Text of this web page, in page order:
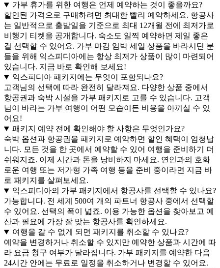
가부 휴가를 위한 여행은 언제 예약하는 것이 좋을까요?
할인된 가격으로 구매하려면 최대한 빨리 예약하세요. 항공사
는 일반적으로 출발일을 기준으로 최대 12개월 전에 최저가로
비행기 티켓을 공개합니다. 숙소도 일찍 예약하면 제일 좋은
걸 선택할 수 있어요. 가부 마감 임박 세일 상품을 바라시던 분
들을 위해 익스피디아에는 항상 최저가 상품이 많이 마련되어
있습니다. 지금 바로 확인해 보세요!
익스피디아 패키지에는 무엇이 포함되나요?
고객님의 선택에 따라 완전히 달라져요. 다양한 상품 중에서
항공권과 숙박 시설을 가부 패키지로 고를 수 있습니다. 고객
님이 바라는 가부 여행이 어떤 모습이든 비용을 아끼실 수 있
어요!
패키지 예약 전에 확인해야 할 사항은 무엇인가요?
숙박 옵션과 항공권을 패키지로 예약하면 할인 혜택이 엄청납
니다. 모든 것을 한 곳에서 예약할 수 있어 여행을 준비하기 더
쉬워지죠. 이제 시간과 돈을 낭비하지 마세요. 연인과의 호화
로운 여행 또는 저가형 가족 여행 등을 준비 중이라면 지금 바
로 패키지를 살펴보세요.
익스피디아의 가부 패키지에서 항공사를 선택할 수 있나요?
가능합니다. 전 세계 500여 개의 파트너 항공사 중에서 선택할
수 있어요. 선택의 폭이 넓죠. 이용 가능한 옵션을 찾아보고 예
산과 필요에 가장 잘 맞는 항공사를 확인하세요.
여행을 갈 수 없게 되면 패키지를 취소할 수 있나요?
예약을 변경하거나 취소할 수 있지만 예약한 상품과 시간에 따
라 요금 청구 여부가 달라집니다. 가부 패키지를 예약한 다음
24시간 안에는 무료로 일정을 취소하거나 변경할 수 있어요.